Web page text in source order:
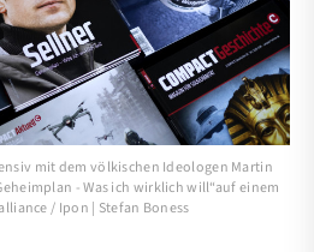
mit dem völkischen Ideologen Martin
- Was ich wirklich will“auf einem
/ Ipon | Stefan Boness